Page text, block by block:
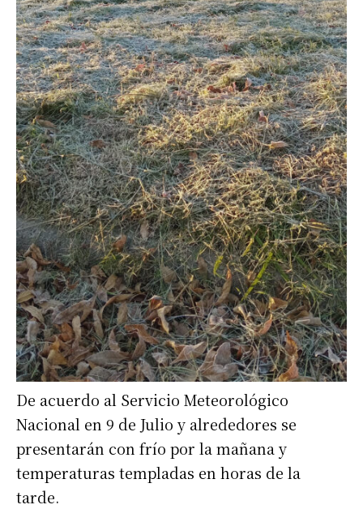
De acuerdo al Servicio Meteorológico
Nacional en 9 de Julio y alrededores se
presentarán con frío por la mañana y
temperaturas templadas en horas de la
tarde.